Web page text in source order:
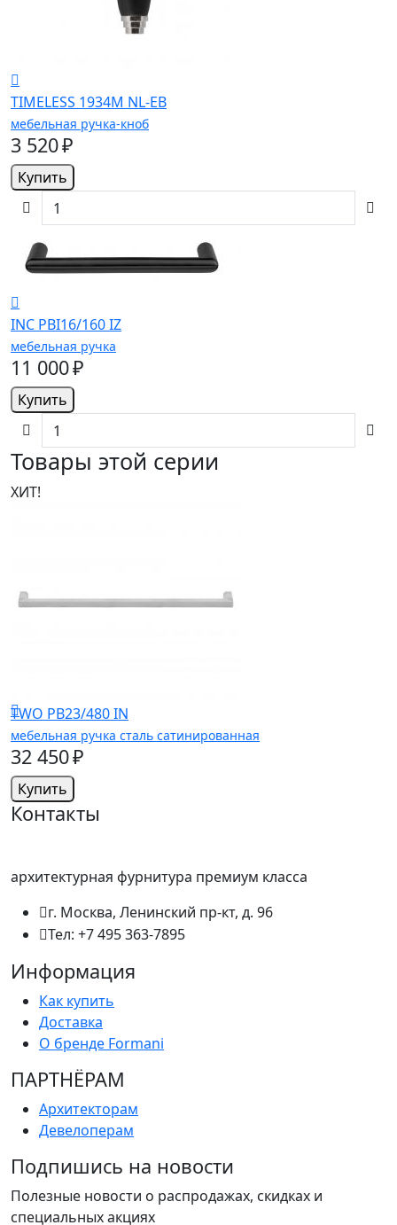
TIMELESS 1934M NL-EB
мебельная ручка-кноб
3 520 ₽
Купить
INC PBI16/160 IZ
мебельная ручка
11 000 ₽
Купить
Товары этой серии
ХИТ!
TWO PB23/480 IN
мебельная ручка сталь сатинированная
32 450 ₽
Купить
Контакты
архитектурная фурнитура премиум класса
г. Москва, Ленинский пр-кт, д. 96
Тел: +7 495 363-7895
Информация
Как купить
Доставка
О бренде Formani
ПАРТНËРАМ
Архитекторам
Девелоперам
Подпишись на новости
Полезные новости о распродажах, скидках и
специальных акциях